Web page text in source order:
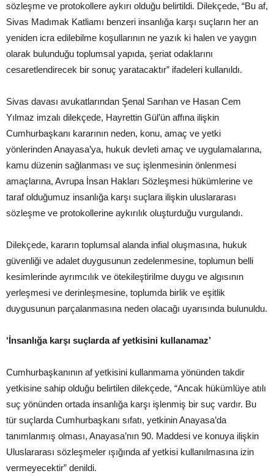
sözleşme ve protokollere aykırı olduğu belirtildi. Dilekçede, “Bu af,
Sivas Madımak Katliamı benzeri insanlığa karşı suçların her an
yeniden icra edilebilme koşullarının ne yazık ki halen ve yaygın
olarak bulunduğu toplumsal yapıda, şeriat odaklarını
cesaretlendirecek bir sonuç yaratacaktır” ifadeleri kullanıldı.
Sivas davası avukatlarından Şenal Sarıhan ve Hasan Cem
Yılmaz imzalı dilekçede, Hayrettin Gül’ün affına ilişkin
Cumhurbaşkanı kararının neden, konu, amaç ve yetki
yönlerinden Anayasa’ya, hukuk devleti amaç ve uygulamalarına,
kamu düzenin sağlanması ve suç işlenmesinin önlenmesi
amaçlarına, Avrupa İnsan Hakları Sözleşmesi hükümlerine ve
taraf olduğumuz insanlığa karşı suçlara ilişkin uluslararası
sözleşme ve protokollerine aykırılık oluşturduğu vurgulandı.
Dilekçede, kararın toplumsal alanda infial oluşmasına, hukuk
güvenliği ve adalet duygusunun zedelenmesine, toplumun belli
kesimlerinde ayrımcılık ve ötekileştirilme duygu ve algısının
yerleşmesi ve derinleşmesine, toplumda birlik ve eşitlik
duygusunun parçalanmasına neden olacağı uyarısında bulunuldu.
‘İnsanlığa karşı suçlarda af yetkisini kullanamaz’
Cumhurbaşkanının af yetkisini kullanmama yönünden takdir
yetkisine sahip olduğu belirtilen dilekçede, “Ancak hükümlüye atılı
suç yönünden ortada insanlığa karşı işlenmiş bir suç vardır. Bu
tür suçlarda Cumhurbaşkanı sıfatı, yetkinin Anayasa’da
tanımlanmış olması, Anayasa’nın 90. Maddesi ve konuya ilişkin
Uluslararası sözleşmeler ışığında af yetkisi kullanılmasına izin
vermeyecektir” denildi.